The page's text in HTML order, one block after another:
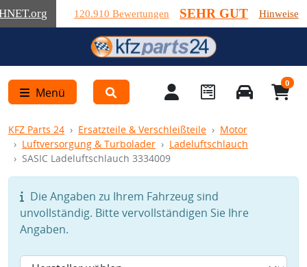
.org 120.910 Bewertungen SEHR GUT Hinweise
Menü
0
KFZ Parts 24 Ersatzteile & Verschleißteile
Motor
Luftversorgung & Turbolader
Ladeluftschlauch
SASIC Ladeluftschlauch 3334009
Die Angaben zu Ihrem Fahrzeug sind
unvollständig. Bitte vervollständigen Sie Ihre
Angaben.